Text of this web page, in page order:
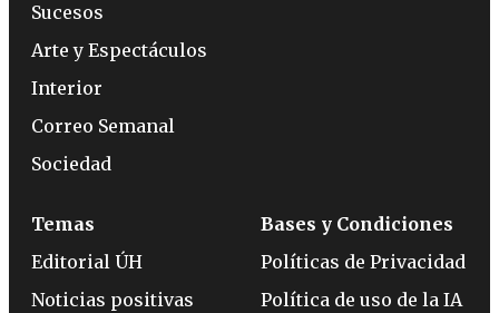
Sucesos
Arte y Espectáculos
Interior
Correo Semanal
Sociedad
Temas
Editorial ÚH
Noticias positivas
Bases y Condiciones
Políticas de Privacidad
Política de uso de la IA